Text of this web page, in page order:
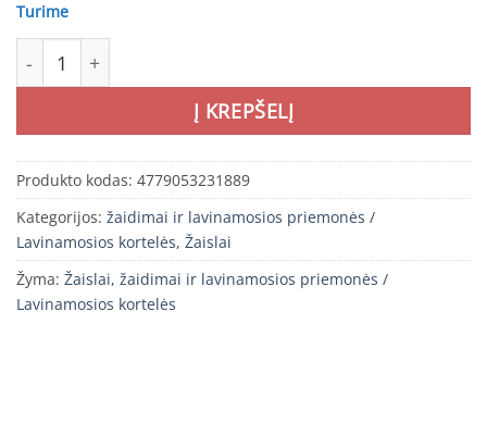
Turime
produkto kiekis: Lavinamųjų kortelių rinkinys „Tolimųjų
Į KREPŠELĮ
Produkto kodas: 4779053231889
Kategorijos: žaidimai ir lavinamosios priemonės /
Lavinamosios kortelės, Žaislai
Žyma: Žaislai, žaidimai ir lavinamosios priemonės /
Lavinamosios kortelės